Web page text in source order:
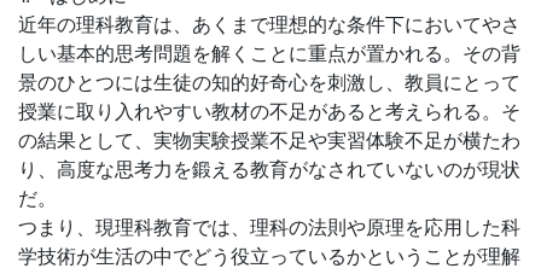
近年の理科教育は、あくまで理想的な条件下においてやさ
しい基本的思考問題を解くことに重点が置かれる。その背
景のひとつには生徒の知的好奇心を刺激し、教員にとって
授業に取り入れやすい教材の不足があると考えられる。そ
の結果として、実物実験授業不足や実習体験不足が横たわ
り、高度な思考力を鍛える教育がなされていないのが現状
だ。
つまり、現理科教育では、理科の法則や原理を応用した科
学技術が生活の中でどう役立っているかということが理解